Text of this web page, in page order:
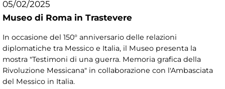
05/02/2025
Museo di Roma in Trastevere
In occasione del 150° anniversario delle relazioni
diplomatiche tra Messico e Italia, il Museo presenta la
mostra "Testimoni di una guerra. Memoria grafica della
Rivoluzione Messicana" in collaborazione con l'Ambasciata
del Messico in Italia.